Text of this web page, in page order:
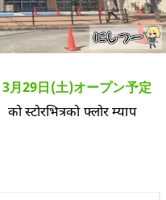
3月29日(土)オープン予定
को स्टोरभित्रको फ्लोर म्याप